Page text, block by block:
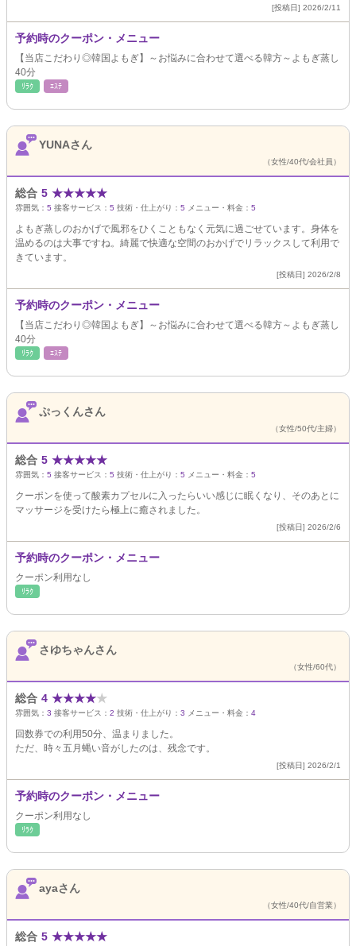
[投稿日] 2026/2/11
予約時のクーポン・メニュー
【当店こだわり◎韓国よもぎ】～お悩みに合わせて選べる韓方～よもぎ蒸し
40分
ﾘﾗｸ ｴｽﾃ
YUNAさん
（女性/40代/会社員）
総合 5 ★★★★★
雰囲気： 5 接客サービス： 5 技術・仕上がり： 5 メニュー・料金： 5
よもぎ蒸しのおかげで風邪をひくこともなく元気に過ごせています。身体を
温めるのは大事ですね。綺麗で快適な空間のおかげでリラックスして利用で
きています。
[投稿日] 2026/2/8
予約時のクーポン・メニュー
【当店こだわり◎韓国よもぎ】～お悩みに合わせて選べる韓方～よもぎ蒸し
40分
ﾘﾗｸ ｴｽﾃ
ぷっくんさん
（女性/50代/主婦）
総合 5 ★★★★★
雰囲気： 5 接客サービス： 5 技術・仕上がり： 5 メニュー・料金： 5
クーポンを使って酸素カプセルに入ったらいい感じに眠くなり、そのあとに
マッサージを受けたら極上に癒されました。
[投稿日] 2026/2/6
予約時のクーポン・メニュー
クーポン利用なし
ﾘﾗｸ
さゆちゃんさん
（女性/60代）
総合 4 ★★★★★
雰囲気： 3 接客サービス： 2 技術・仕上がり： 3 メニュー・料金： 4
回数券での利用50分、温まりました。
ただ、時々五月蝿い音がしたのは、残念です。
[投稿日] 2026/2/1
予約時のクーポン・メニュー
クーポン利用なし
ﾘﾗｸ
ayaさん
（女性/40代/自営業）
総合 5 ★★★★★